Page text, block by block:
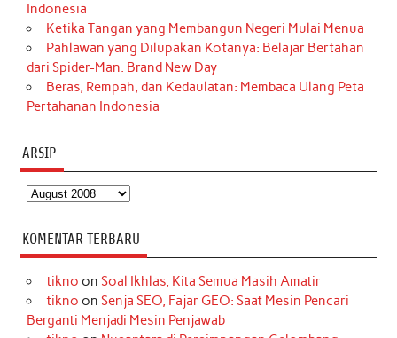
Indonesia
Ketika Tangan yang Membangun Negeri Mulai Menua
Pahlawan yang Dilupakan Kotanya: Belajar Bertahan
dari Spider-Man: Brand New Day
Beras, Rempah, dan Kedaulatan: Membaca Ulang Peta
Pertahanan Indonesia
ARSIP
Arsip
KOMENTAR TERBARU
tikno on Soal Ikhlas, Kita Semua Masih Amatir
tikno on Senja SEO, Fajar GEO: Saat Mesin Pencari
Berganti Menjadi Mesin Penjawab